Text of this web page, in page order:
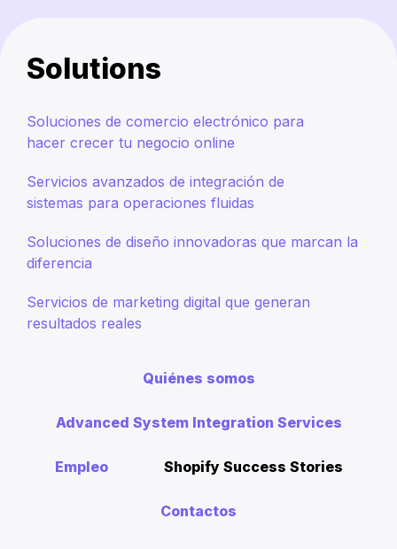
Solutions
Soluciones de comercio electrónico para
hacer crecer tu negocio online
Servicios avanzados de integración de
sistemas para operaciones fluidas
Soluciones de diseño innovadoras que marcan la
diferencia
Servicios de marketing digital que generan
resultados reales
Quiénes somos
Advanced System Integration Services
Empleo Shopify Success Stories
Contactos